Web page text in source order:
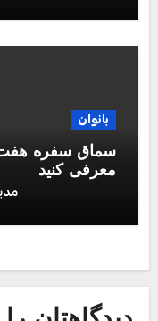
بانوان
سماق سفره هفت
معرفی کنید